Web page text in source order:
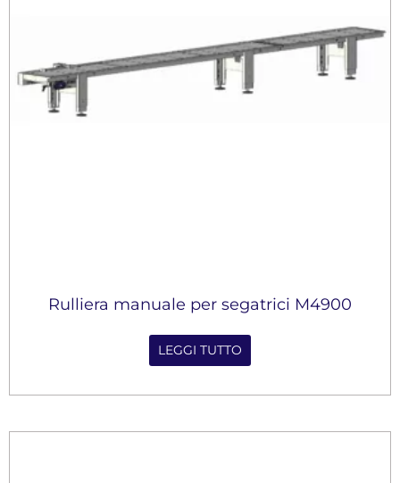
Rulliera manuale per segatrici M4900
LEGGI TUTTO